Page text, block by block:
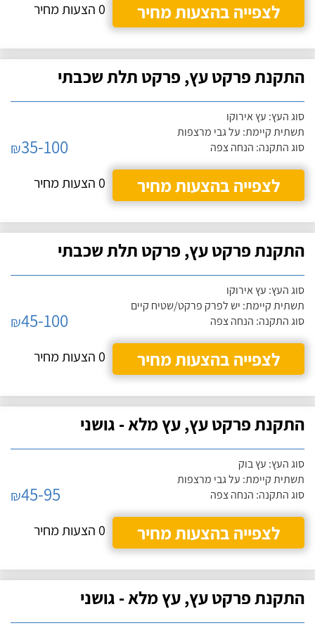
לצפייה בהצעות מחיר 0 הצעות מחיר
התקנת פרקט עץ, פרקט תלת שכבתי
סוג העץ: עץ אירוקו
תשתית קיימת: על גבי מרצפות
סוג התקנה: הנחה צפה
₪35-100
לצפייה בהצעות מחיר
0 הצעות מחיר
התקנת פרקט עץ, פרקט תלת שכבתי
סוג העץ: עץ אירוקו
תשתית קיימת: יש לפרק פרקט/שטיח קיים
סוג התקנה: הנחה צפה
₪45-100
לצפייה בהצעות מחיר
0 הצעות מחיר
התקנת פרקט עץ, עץ מלא - גושני
סוג העץ: עץ בוק
תשתית קיימת: על גבי מרצפות
סוג התקנה: הנחה צפה
₪45-95
לצפייה בהצעות מחיר
0 הצעות מחיר
התקנת פרקט עץ, עץ מלא - גושני